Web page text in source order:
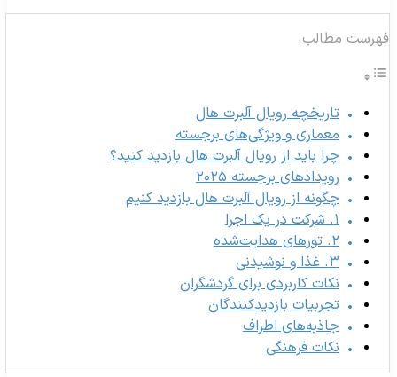
مطالب
تاریخچه رویال آلبرت هال
معماری و ویژگی‌های برجسته
چرا باید از رویال آلبرت هال بازدید کنید؟
رویدادهای برجسته ۲۰۲۵
چگونه از رویال آلبرت هال بازدید کنیم
۱. شرکت در یک اجرا
۲. تورهای هدایت‌شده
۳. غذا و نوشیدنی
نکات کاربردی برای گردشگران
تجربیات بازدیدکنندگان
جاذبه‌های اطراف
نکات فرهنگی